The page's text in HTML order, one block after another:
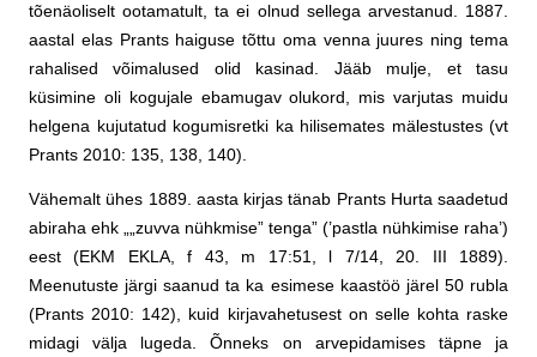
tõenäoliselt ootamatult, ta ei olnud sellega arvestanud. 1887.
aastal elas Prants haiguse tõttu oma venna juures ning tema
rahalised võimalused olid kasinad. Jääb mulje, et tasu
küsimine oli kogujale ebamugav olukord, mis varjutas muidu
helgena kujutatud kogumisretki ka hilisemates mälestustes (vt
Prants 2010: 135, 138, 140).
Vähemalt ühes 1889. aasta kirjas tänab Prants Hurta saadetud
abiraha ehk „„zuvva nühkmise” tenga” (’pastla nühkimise raha’)
eest (EKM EKLA, f 43, m 17:51, l 7/14, 20. III 1889).
Meenutuste järgi saanud ta ka esimese kaastöö järel 50 rubla
(Prants 2010: 142), kuid kirjavahetusest on selle kohta raske
midagi välja lugeda. Õnneks on arvepidamises täpne ja